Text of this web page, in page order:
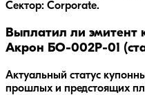
Сектор: Corporate.
Выплатил ли эмитент
Акрон БО-002P-01
Актуальный статус
прошлых и предстоящих